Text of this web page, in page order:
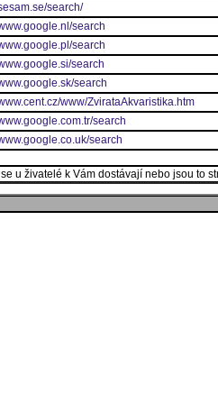
search/
search
search
search
search
www/ZvirataAkvaristika.htm
search
search
u živatelé k Vám dostávají nebo jsou to